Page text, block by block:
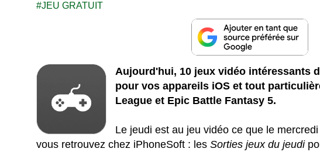
JEU GRATUIT
Aujourd'hui, 10 jeux vidéo intéressants
pour vos appareils iOS et tout
League et Epic Battle Fantasy 5.
Le jeudi est au jeu vidéo ce que le
vous retrouvez chez iPhoneSoft : lesSorties jeux du jeudi